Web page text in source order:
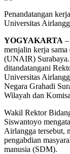
Penandatangan
Universitas
YOGYAKARTA
menjalin kerja
(UNAIR) Surabaya.
ditandatangani
Universitas
Negara Grahadi
Wilayah dan
Wakil Rektor
Siswantoyo
Airlangga tersebut,
pengabdian
manusia (SDM).